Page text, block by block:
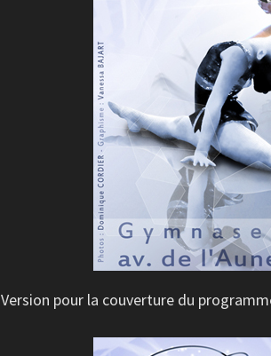
Version pour la couverture du